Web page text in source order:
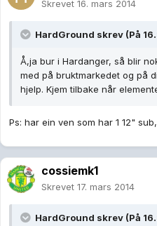
Skrevet 16. mars 2014
HardGround skrev (På
Å,ja bur i Hardanger, så blir
med på bruktmarkedet og på
hjelp. Kjem tilbake når
Ps: har ein ven som har 1 12"
cossiemk1
Skrevet 17. mars 2014
HardGround skrev (På